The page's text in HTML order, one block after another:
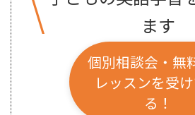
\
ます
個別相談会・無
レッスンを受
る！